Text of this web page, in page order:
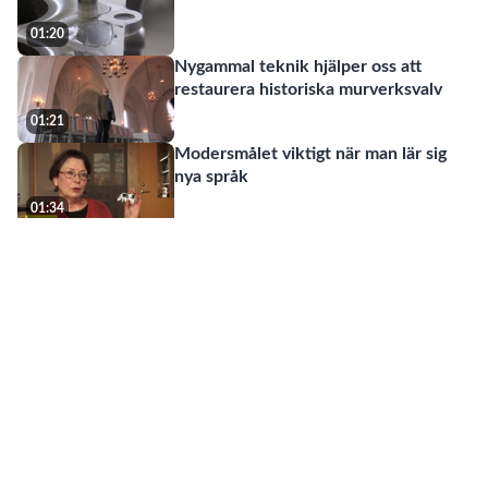
01:20
01:21
Nygammal teknik hjälper oss att
restaurera historiska murverksvalv
01:34
Modersmålet viktigt när man lär sig
nya språk